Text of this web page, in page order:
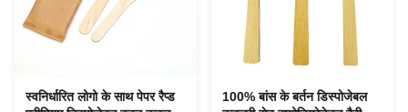
स्वनिर्धारित लोगो के साथ पेपर रैप्ड
100% बांस के बर्तन डिस्पोजेबल